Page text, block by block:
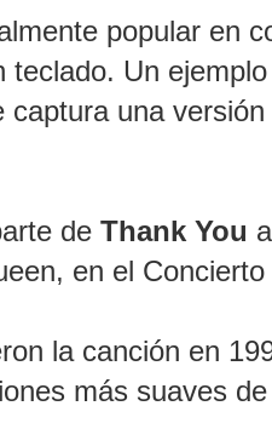
popular en
Un
una
de Thank You
en el
la canción en
más suaves